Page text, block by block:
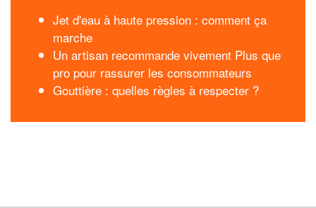
Jet d'eau à haute pression : comment ça
marche
Un artisan recommande vivement Plus que
pro pour rassurer les consommateurs
Gouttière : quelles règles à respecter ?